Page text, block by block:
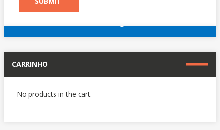
Outros hotéis em Paris
CARRINHO
No products in the cart.